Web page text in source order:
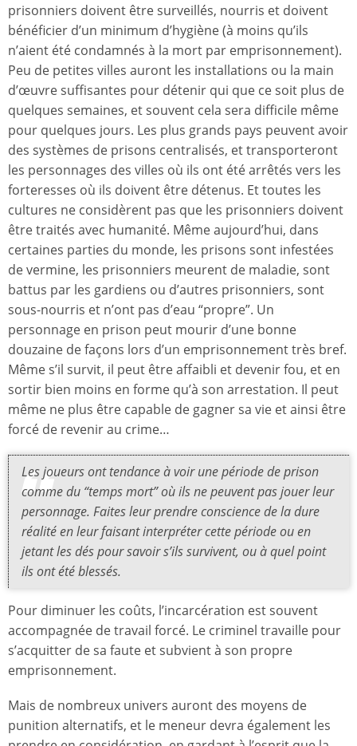
prisonniers doivent être surveillés, nourris et doivent
bénéficier d’un minimum d’hygiène (à moins qu’ils
n’aient été condamnés à la mort par emprisonnement).
Peu de petites villes auront les installations ou la main
d’œuvre suffisantes pour détenir qui que ce soit plus de
quelques semaines, et souvent cela sera difficile même
pour quelques jours. Les plus grands pays peuvent avoir
des systèmes de prisons centralisés, et transporteront
les personnages des villes où ils ont été arrêtés vers les
forteresses où ils doivent être détenus. Et toutes les
cultures ne considèrent pas que les prisonniers doivent
être traités avec humanité. Même aujourd’hui, dans
certaines parties du monde, les prisons sont infestées
de vermine, les prisonniers meurent de maladie, sont
battus par les gardiens ou d’autres prisonniers, sont
sous-nourris et n’ont pas d’eau “propre”. Un
personnage en prison peut mourir d’une bonne
douzaine de façons lors d’un emprisonnement très bref.
Même s’il survit, il peut être affaibli et devenir fou, et en
sortir bien moins en forme qu’à son arrestation. Il peut
même ne plus être capable de gagner sa vie et ainsi être
forcé de revenir au crime…
Les joueurs ont tendance à voir une période de prison
comme du “temps mort” où ils ne peuvent pas jouer leur
personnage. Faites leur prendre conscience de la dure
réalité en leur faisant interpréter cette période ou en
jetant les dés pour savoir s’ils survivent, ou à quel point
ils ont été blessés.
Pour diminuer les coûts, l’incarcération est souvent
accompagnée de travail forcé. Le criminel travaille pour
s’acquitter de sa faute et subvient à son propre
emprisonnement.
Mais de nombreux univers auront des moyens de
punition alternatifs, et le meneur devra également les